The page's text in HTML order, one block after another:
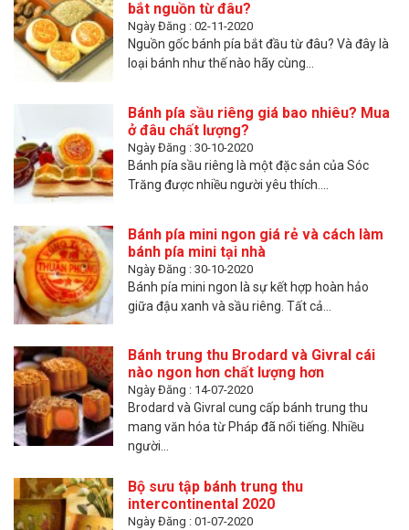
bắt nguồn từ đâu?
Ngày Đăng : 02-11-2020
Nguồn gốc bánh pía bắt đầu từ đâu? Và đây là
loại bánh như thế nào hãy cùng...
Bánh pía sầu riêng giá bao nhiêu? Mua
ở đâu chất lượng?
Ngày Đăng : 30-10-2020
Bánh pía sầu riêng là một đặc sản của Sóc
Trăng được nhiều người yêu thích....
Bánh pía mini ngon giá rẻ và cách làm
bánh pía mini tại nhà
Ngày Đăng : 30-10-2020
Bánh pía mini ngon là sự kết hợp hoàn hảo
giữa đậu xanh và sầu riêng. Tất cả...
Bánh trung thu Brodard và Givral cái
nào ngon hơn chất lượng hơn
Ngày Đăng : 14-07-2020
Brodard và Givral cung cấp bánh trung thu
mang văn hóa từ Pháp đã nổi tiếng. Nhiều
người...
Bộ sưu tập bánh trung thu
intercontinental 2020
Ngày Đăng : 01-07-2020